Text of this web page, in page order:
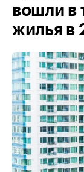
вошли в
жилья в